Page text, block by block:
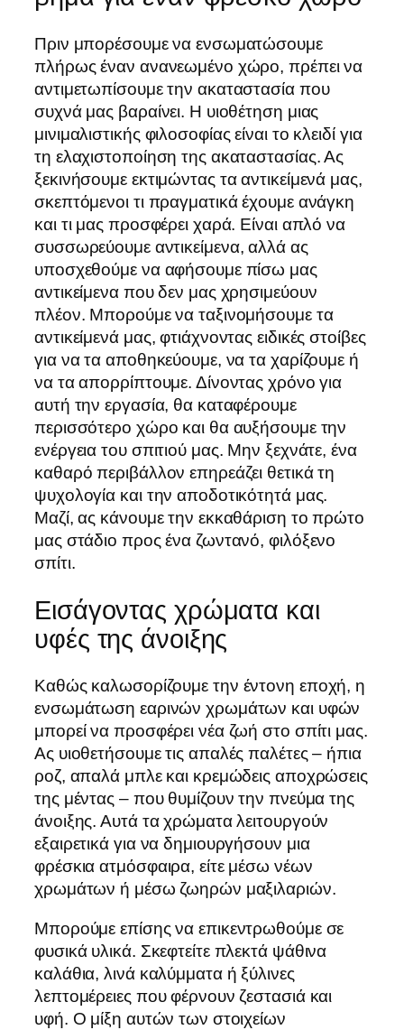
Πριν μπορέσουμε να ενσωματώσουμε
πλήρως έναν ανανεωμένο χώρο, πρέπει να
αντιμετωπίσουμε την ακαταστασία που
συχνά μας βαραίνει. Η υιοθέτηση μιας
μινιμαλιστικής φιλοσοφίας είναι το κλειδί για
τη ελαχιστοποίηση της ακαταστασίας. Ας
ξεκινήσουμε εκτιμώντας τα αντικείμενά μας,
σκεπτόμενοι τι πραγματικά έχουμε ανάγκη
και τι μας προσφέρει χαρά. Είναι απλό να
συσσωρεύουμε αντικείμενα, αλλά ας
υποσχεθούμε να αφήσουμε πίσω μας
αντικείμενα που δεν μας χρησιμεύουν
πλέον. Μπορούμε να ταξινομήσουμε τα
αντικείμενά μας, φτιάχνοντας ειδικές στοίβες
για να τα αποθηκεύουμε, να τα χαρίζουμε ή
να τα απορρίπτουμε. Δίνοντας χρόνο για
αυτή την εργασία, θα καταφέρουμε
περισσότερο χώρο και θα αυξήσουμε την
ενέργεια του σπιτιού μας. Μην ξεχνάτε, ένα
καθαρό περιβάλλον επηρεάζει θετικά τη
ψυχολογία και την αποδοτικότητά μας.
Μαζί, ας κάνουμε την εκκαθάριση το πρώτο
μας στάδιο προς ένα ζωντανό, φιλόξενο
σπίτι.
Εισάγοντας χρώματα και
υφές της άνοιξης
Καθώς καλωσορίζουμε την έντονη εποχή, η
ενσωμάτωση εαρινών χρωμάτων και υφών
μπορεί να προσφέρει νέα ζωή στο σπίτι μας.
Ας υιοθετήσουμε τις απαλές παλέτες – ήπια
ροζ, απαλά μπλε και κρεμώδεις αποχρώσεις
της μέντας – που θυμίζουν την πνεύμα της
άνοιξης. Αυτά τα χρώματα λειτουργούν
εξαιρετικά για να δημιουργήσουν μια
φρέσκια ατμόσφαιρα, είτε μέσω νέων
χρωμάτων ή μέσω ζωηρών μαξιλαριών.
Μπορούμε επίσης να επικεντρωθούμε σε
φυσικά υλικά. Σκεφτείτε πλεκτά ψάθινα
καλάθια, λινά καλύμματα ή ξύλινες
λεπτομέρειες που φέρνουν ζεστασιά και
υφή. Ο μίξη αυτών των στοιχείων